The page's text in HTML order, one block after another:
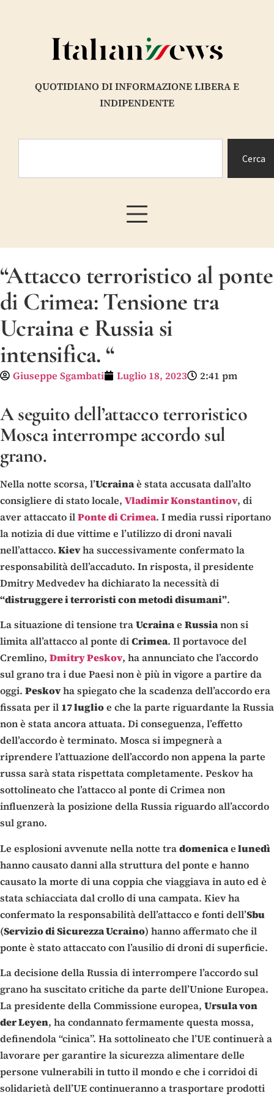
QUOTIDIANO DI INFORMAZIONE LIBERA E
INDIPENDENTE
Cerca
“Attacco terroristico al ponte
di Crimea: Tensione tra
Ucraina e Russia si
intensifica. “
Giuseppe Sgambati Luglio 18, 2023 2:41 pm
A seguito dell’attacco terroristico
Mosca interrompe accordo sul
grano.
Nella notte scorsa, l’Ucrainaè stata accusata dall’alto
consigliere di stato locale, Vladimir Konstantinov, di
aver attaccato ilPonte di Crimea. I media russi riportano
la notizia di due vittime e l’utilizzo di droni navali
nell’attacco.Kievha successivamente confermato la
responsabilità dell’accaduto. In risposta, il presidente
Dmitry Medvedev ha dichiarato la necessità di
“distruggere i terroristi con metodi disumani”.
La situazione di tensione traUcrainae Russianon si
limita all’attacco al ponte diCrimea. Il portavoce del
Cremlino, Dmitry Peskov, ha annunciato che l’accordo
sul grano tra i due Paesi non è più in vigore a partire da
oggi. Peskovha spiegato che la scadenza dell’accordo era
fissata per il 17 luglioe che la parte riguardante la Russia
non è stata ancora attuata. Di conseguenza, l’effetto
dell’accordo è terminato. Mosca si impegnerà a
riprendere l’attuazione dell’accordo non appena la parte
russa sarà stata rispettata completamente. Peskov ha
sottolineato che l’attacco al ponte di Crimea non
influenzerà la posizione della Russia riguardo all’accordo
sul grano.
Le esplosioni avvenute nella notte tradomenicaelunedì
hanno causato danni alla struttura del ponte e hanno
causato la morte di una coppia che viaggiava in auto ed è
stata schiacciata dal crollo di una campata. Kiev ha
confermato la responsabilità dell’attacco e fonti dell’Sbu
(Servizio di Sicurezza Ucraino) hanno affermato che il
ponte è stato attaccato con l’ausilio di droni di superficie.
La decisione della Russia di interrompere l’accordo sul
grano ha suscitato critiche da parte dell’Unione Europea.
La presidente della Commissione europea, Ursula von
der Leyen, ha condannato fermamente questa mossa,
definendola “cinica”. Ha sottolineato che l’UE continuerà a
lavorare per garantire la sicurezza alimentare delle
persone vulnerabili in tutto il mondo e che i corridoi di
solidarietà dell’UE continueranno a trasportare prodotti